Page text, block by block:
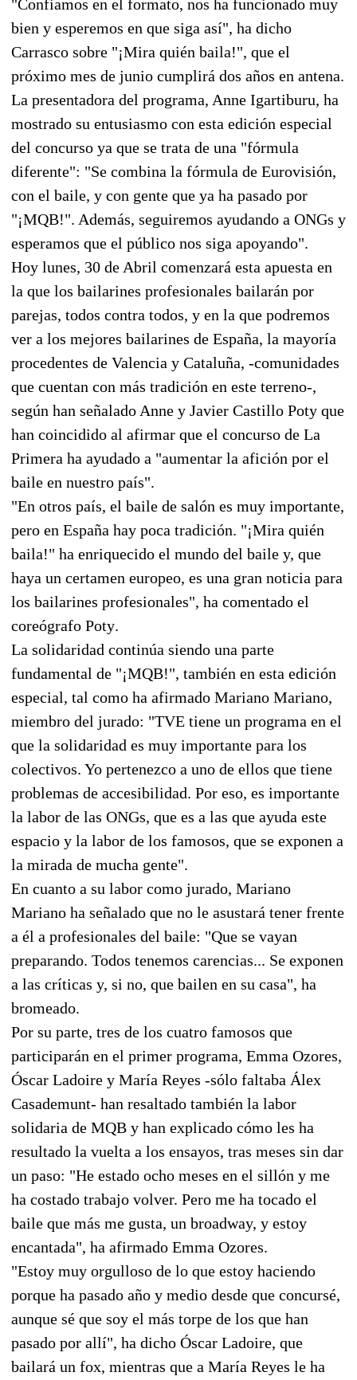
"Confiamos en el formato, nos ha funcionado muy
bien y esperemos en que siga así", ha dicho
Carrasco sobre "¡Mira quién baila!", que el
próximo mes de junio cumplirá dos años en antena.
La presentadora del programa, Anne Igartiburu, ha
mostrado su entusiasmo con esta edición especial
del concurso ya que se trata de una "fórmula
diferente": "Se combina la fórmula de Eurovisión,
con el baile, y con gente que ya ha pasado por
"¡MQB!". Además, seguiremos ayudando a ONGs y
esperamos que el público nos siga apoyando".
Hoy lunes, 30 de Abril comenzará esta apuesta en
la que los bailarines profesionales bailarán por
parejas, todos contra todos, y en la que podremos
ver a los mejores bailarines de España, la mayoría
procedentes de Valencia y Cataluña, -comunidades
que cuentan con más tradición en este terreno-,
según han señalado Anne y Javier Castillo Poty que
han coincidido al afirmar que el concurso de La
Primera ha ayudado a "aumentar la afición por el
baile en nuestro país".
"En otros país, el baile de salón es muy importante,
pero en España hay poca tradición. "¡Mira quién
baila!" ha enriquecido el mundo del baile y, que
haya un certamen europeo, es una gran noticia para
los bailarines profesionales", ha comentado el
coreógrafo Poty.
La solidaridad continúa siendo una parte
fundamental de "¡MQB!", también en esta edición
especial, tal como ha afirmado Mariano Mariano,
miembro del jurado: "TVE tiene un programa en el
que la solidaridad es muy importante para los
colectivos. Yo pertenezco a uno de ellos que tiene
problemas de accesibilidad. Por eso, es importante
la labor de las ONGs, que es a las que ayuda este
espacio y la labor de los famosos, que se exponen a
la mirada de mucha gente".
En cuanto a su labor como jurado, Mariano
Mariano ha señalado que no le asustará tener frente
a él a profesionales del baile: "Que se vayan
preparando. Todos tenemos carencias... Se exponen
a las críticas y, si no, que bailen en su casa", ha
bromeado.
Por su parte, tres de los cuatro famosos que
participarán en el primer programa, Emma Ozores,
Óscar Ladoire y María Reyes -sólo faltaba Álex
Casademunt- han resaltado también la labor
solidaria de MQB y han explicado cómo les ha
resultado la vuelta a los ensayos, tras meses sin dar
un paso: "He estado ocho meses en el sillón y me
ha costado trabajo volver. Pero me ha tocado el
baile que más me gusta, un broadway, y estoy
encantada", ha afirmado Emma Ozores.
"Estoy muy orgulloso de lo que estoy haciendo
porque ha pasado año y medio desde que concursé,
aunque sé que soy el más torpe de los que han
pasado por allí", ha dicho Óscar Ladoire, que
bailará un fox, mientras que a María Reyes le ha